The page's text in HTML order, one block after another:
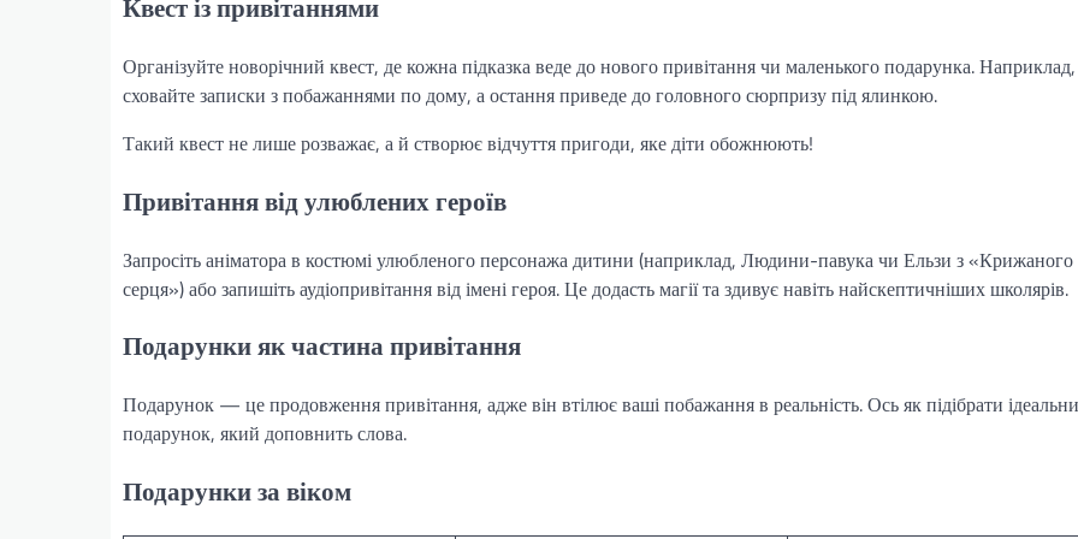
Організуйте новорічний квест, де кожна підказка веде до нового привітання чи маленького подарунка. Наприклад,
сховайте записки з побажаннями по дому, а остання приведе до головного сюрпризу під ялинкою.
Такий квест не лише розважає, а й створює відчуття пригоди, яке діти обожнюють!
Привітання від улюблених героїв
Запросіть аніматора в костюмі улюбленого персонажа дитини (наприклад, Людини-павука чи Ельзи з «Крижаного
серця») або запишіть аудіопривітання від імені героя. Це додасть магії та здивує навіть найскептичніших школярів.
Подарунки як частина привітання
Подарунок — це продовження привітання, адже він втілює ваші побажання в реальність. Ось як підібрати
подарунок, який доповнить слова.
Подарунки за віком